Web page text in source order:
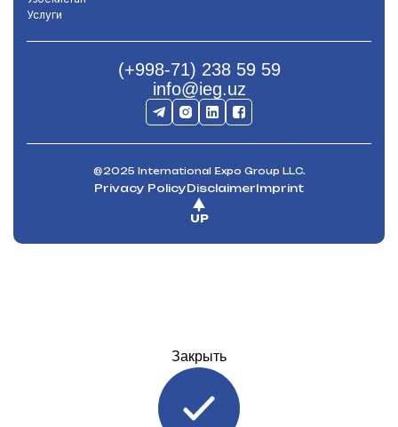
Услуги
(+998-71) 238 59 59
info@ieg.uz
@2025 International Expo Group LLC.
Privacy PolicyDisclaimerImprint
UP
Закрыть